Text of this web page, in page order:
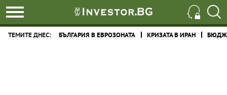
ТЕМИТЕ ДНЕС: БЪЛГАРИЯ В ЕВРОЗОНАТА КРИЗАТА В ИРАН